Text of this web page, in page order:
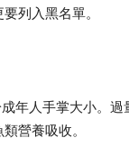
列入黑名單。
年人手掌大小。
營養吸收。